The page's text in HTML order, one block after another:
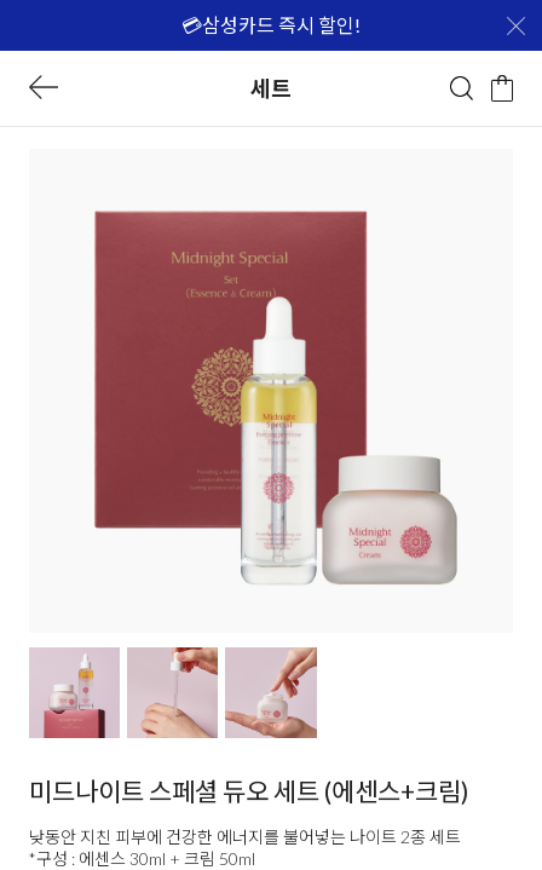
💳삼성카드 즉시 할인!
세트
미드나이트 스페셜 듀오 세트 (에센스+크림)
낮동안 지친 피부에 건강한 에너지를 불어넣는 나이트 2종 세트
*구성 : 에센스 30ml + 크림 50ml